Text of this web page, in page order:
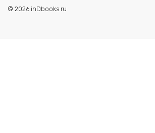
© 2026 inDbooks.ru